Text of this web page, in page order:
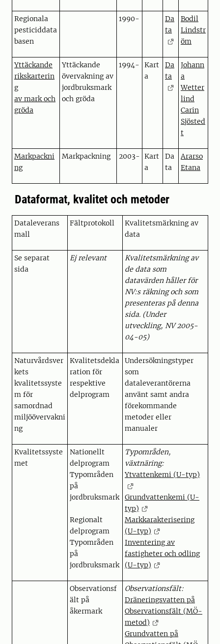
Regionala
pesticiddata
basen
1990-
Da
ta
Bodil
Lindstr
öm
Yttäckande
rikskarterin
g
av mark och
gröda
Yttäckande
övervakning av
jordbruksmark
och gröda
1994-
Kart
a
Da
ta
Johann
a
Wetter
lind
Carin
Sjösted
t
Markpackni
ng
Markpackning 2003- Kart
a
Da
ta
Ararso
Etana
Dataformat, kvalitet och metoder
Dataleverans
mall
Fältprotokoll
Kvalitetsmärkning av
data
Se separat
sida
Ej relevant
Kvalitetsmärkning av
de data som
datavärden håller för
NV:s räkning och som
presenteras på denna
sida. (Under
utveckling, NV 2005-
04-05)
Naturvårdsver
kets
kvalitetssyste
m för
samordnad
miljöövervakni
ng
Kvalitetsdekla
ration för
respektive
delprogram
Undersökningstyper
som
dataleverantörerna
använt samt andra
förekommande
metoder eller
manualer
Kvalitetssyste
met
Nationellt
delprogram
Typområden
på
jordbruksmark
Regionalt
delprogram
Typområden
på
jordbruksmark
Typområden,
växtnäring:
Ytvattenkemi (U-typ)
Grundvattenkemi (U-
typ)
Markkarakterisering
(U-typ)
Inventering av
fastigheter och odling
(U-typ)
Observationsf
ält på
åkermark
Observationsfält:
Dräneringsvatten på
Observationsfält (MÖ-
metod)
Grundvatten på